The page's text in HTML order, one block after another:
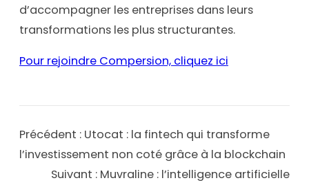
d’accompagner les entreprises dans leurs
transformations les plus structurantes.
Pour rejoindre Compersion, cliquez ici
Précédent : Utocat : la fintech qui transforme
l’investissement non coté grâce à la blockchain
Suivant : Muvraline : l’intelligence artificielle